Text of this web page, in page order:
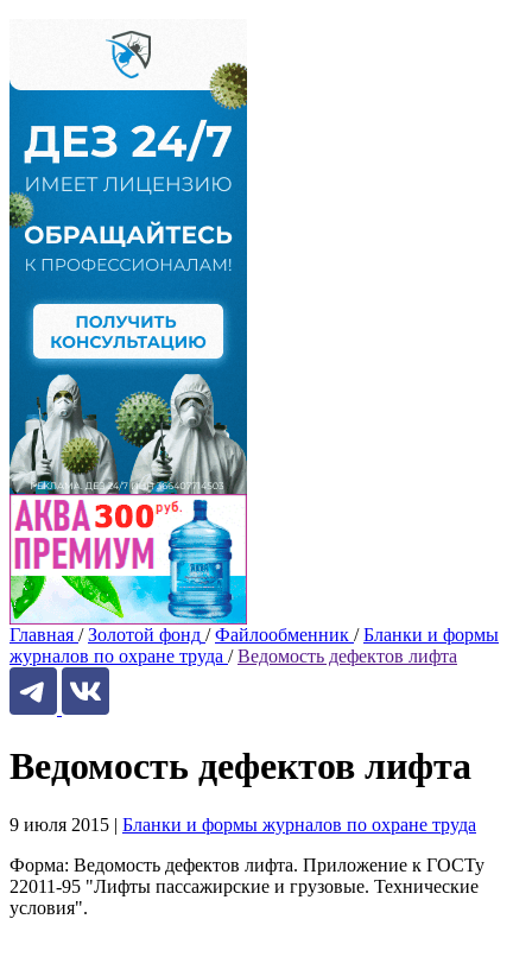
Главная / Золотой фонд / Файлообменник / Бланки и формы
журналов по охране труда / Ведомость дефектов лифта
Ведомость дефектов лифта
9 июля 2015 | Бланки и формы журналов по охране труда
Форма: Ведомость дефектов лифта. Приложение к ГОСТу
22011-95 "Лифты пассажирские и грузовые. Технические
условия".